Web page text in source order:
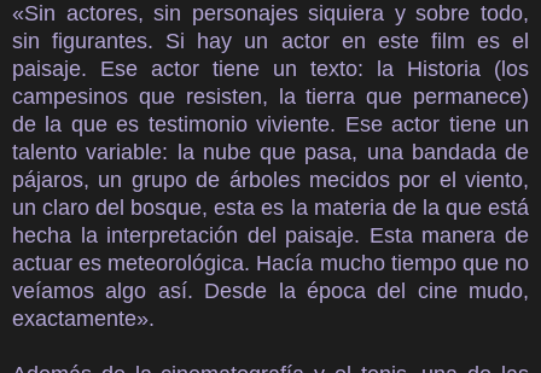
«Sin actores, sin personajes siquiera y sobre todo,
sin figurantes. Si hay un actor en este film es el
paisaje. Ese actor tiene un texto: la Historia (los
campesinos que resisten, la tierra que permanece)
de la que es testimonio viviente. Ese actor tiene un
talento variable: la nube que pasa, una bandada de
pájaros, un grupo de árboles mecidos por el viento,
un claro del bosque, esta es la materia de la que está
hecha la interpretación del paisaje. Esta manera de
actuar es meteorológica. Hacía mucho tiempo que no
veíamos algo así. Desde la época del cine mudo,
exactamente».